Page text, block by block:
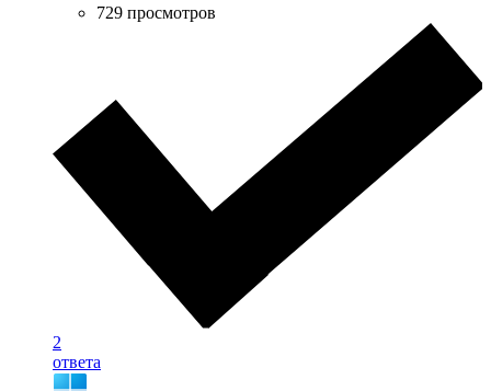
729 просмотров
2
ответа